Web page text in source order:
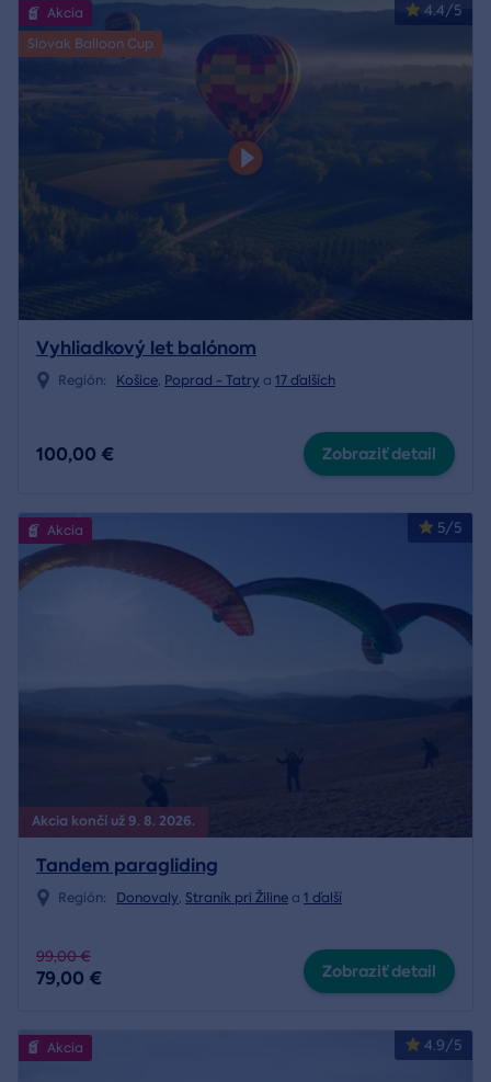
4.4/5
Akcia
Slovak Balloon Cup
Vyhliadkový let balónom
Región: Košice, Poprad - Tatry a 17 ďalších
100,00 € Zobraziť detail
Akcia končí už 9. 8. 2026.
5/5
Akcia
Tandem paragliding
Región: Donovaly, Straník pri Žiline a 1 ďalší
99,00 €
79,00 € Zobraziť detail
4.9/5
Akcia